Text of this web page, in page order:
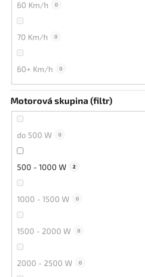
60 Km/h 0
70 Km/h 0
60+ Km/h 0
Motorová skupina (filtr)
do 500 W 0
500 - 1000 W 2
1000 - 1500 W 0
1500 - 2000 W 0
2000 - 2500 W 0